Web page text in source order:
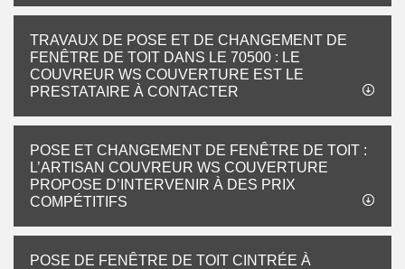
TRAVAUX DE POSE ET DE CHANGEMENT DE
FENÊTRE DE TOIT DANS LE 70500 : LE
COUVREUR WS COUVERTURE EST LE
PRESTATAIRE À CONTACTER
POSE ET CHANGEMENT DE FENÊTRE DE TOIT :
L’ARTISAN COUVREUR WS COUVERTURE
PROPOSE D’INTERVENIR À DES PRIX
COMPÉTITIFS
POSE DE FENÊTRE DE TOIT CINTRÉE À